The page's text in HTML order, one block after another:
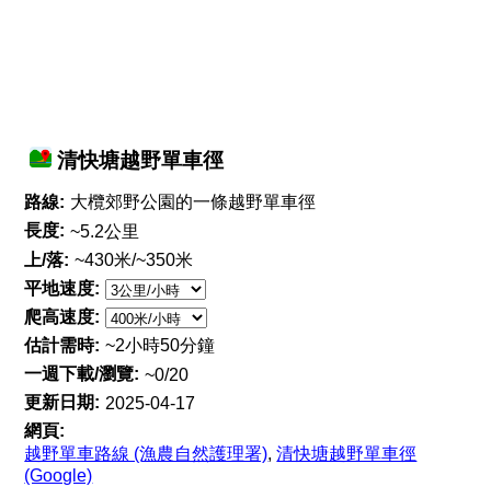
清快塘越野單車徑
路線: 大欖郊野公園的一條越野單車徑
長度: ~5.2公里
上/落: ~430米/~350米
平地速度:
爬高速度:
估計需時: ~2小時50分鐘
一週下載/瀏覽: ~0/20
更新日期: 2025-04-17
網頁:
越野單車路線 (漁農自然護理署),清快塘越野單車徑
(Google)